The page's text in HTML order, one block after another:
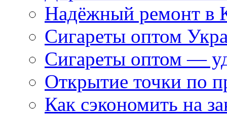
Надёжный ремонт в
Сигареты оптом
Сигареты оптом —
Открытие точки по
Как сэкономить на